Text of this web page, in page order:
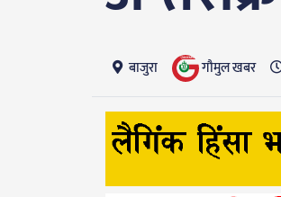
बाजुरा गाैमुल खबर